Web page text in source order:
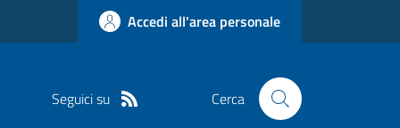
Accedi all'area personale
Seguici su Cerca